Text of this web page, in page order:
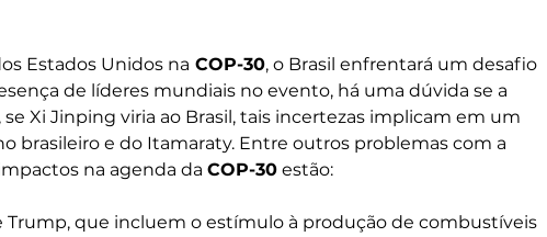
Estados Unidos na COP-30, o Brasil enfrentará um desafio
de líderes mundiais no evento, há uma dúvida se a
Xi Jinping viria ao Brasil, tais incertezas implicam em um
brasileiro e do Itamaraty. Entre outros problemas com a
na agenda da COP-30 estão:
Trump, que incluem o estímulo à produção de combustíveis